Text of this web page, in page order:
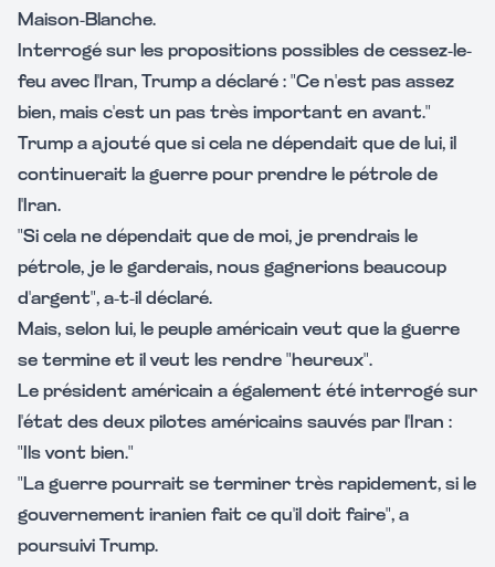
Maison-Blanche.
Interrogé sur les propositions possibles de cessez-le-
feu avec l'Iran, Trump a déclaré : "Ce n'est pas assez
bien, mais c'est un pas très important en avant."
Trump a ajouté que si cela ne dépendait que de lui, il
continuerait la guerre pour prendre le pétrole de
l'Iran.
"Si cela ne dépendait que de moi, je prendrais le
pétrole, je le garderais, nous gagnerions beaucoup
d'argent", a-t-il déclaré.
Mais, selon lui, le peuple américain veut que la guerre
se termine et il veut les rendre "heureux".
Le président américain a également été interrogé sur
l'état des deux pilotes américains sauvés par l'Iran :
"Ils vont bien."
"La guerre pourrait se terminer très rapidement, si le
gouvernement iranien fait ce qu'il doit faire", a
poursuivi Trump.